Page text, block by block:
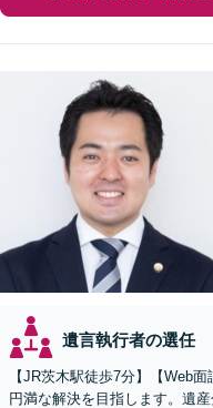
遺言執行者の選任
【JR茨木駅徒歩7分】【Web
円満な解決を目指します。遺